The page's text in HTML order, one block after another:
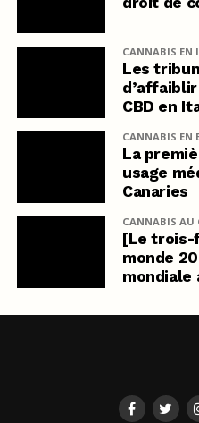
CANNABIS EN
Les
CBD en
CANNABIS EN
La
usage
Canaries
CANNABIS AU
[Le trois-
monde
mondiale